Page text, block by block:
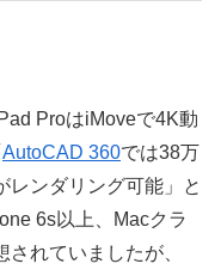
ProはiMoveで4K動
AutoCAD 360では38万
レンダリング可能」と
6s以上、Macクラ
れていましたが、